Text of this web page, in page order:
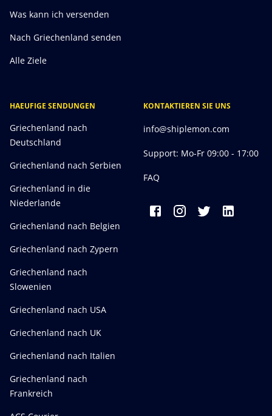
Was kann ich versenden
Nach Griechenland senden
Alle Ziele
HAEUFIGE SENDUNGEN
Griechenland nach
Deutschland
Griechenland nach Serbien
Griechenland in die
Niederlande
Griechenland nach Belgien
Griechenland nach Zypern
Griechenland nach
Slowenien
Griechenland nach USA
Griechenland nach UK
Griechenland nach Italien
Griechenland nach
Frankreich
KONTAKTIEREN SIE UNS
info@shiplemon.com
Support: Mo-Fr 09:00 - 17:00
FAQ